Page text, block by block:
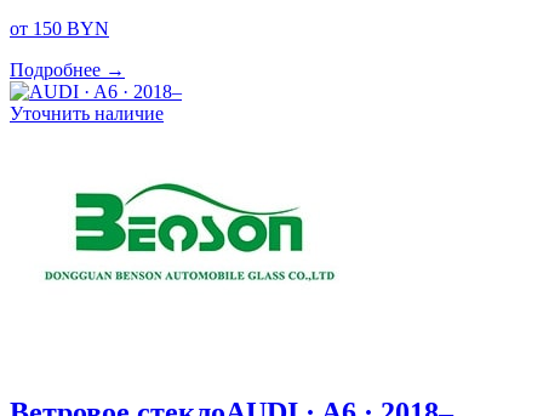
от 150 BYN
Подробнее →
Уточнить наличие